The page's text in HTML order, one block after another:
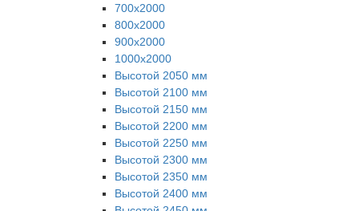
700х2000
800х2000
900х2000
1000х2000
Высотой 2050 мм
Высотой 2100 мм
Высотой 2150 мм
Высотой 2200 мм
Высотой 2250 мм
Высотой 2300 мм
Высотой 2350 мм
Высотой 2400 мм